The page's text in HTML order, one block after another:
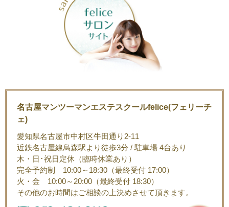
名古屋マンツーマンエステスクールfelice(フェリーチ
ェ)
愛知県名古屋市中村区牛田通り2-11
近鉄名古屋線烏森駅より徒歩3分 / 駐車場 4台あり
木・日･祝日定休（臨時休業あり）
完全予約制 10:00～18:30（最終受付 17:00）
火・金 10:00～20:00（最終受付 18:30）
その他のお時間はご相談の上決めさせて頂きます。